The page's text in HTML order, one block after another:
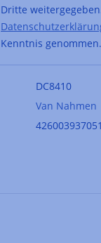
Dritte
Kenntnis genommen.
DC8410
Van Nahmen